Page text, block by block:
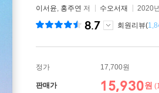
이서윤, 홍주연 저 수오서재 2020
8.7 회원리뷰(
정가 17,700원
판매가 15,930원